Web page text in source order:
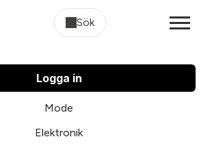
Sök
Logga in
Mode
Elektronik